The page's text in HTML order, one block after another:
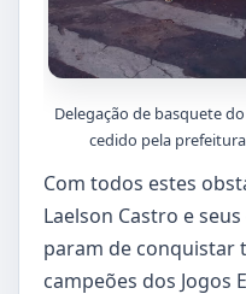
Delegação de basquete
cedido pela
Com todos estes
Laelson Castro e
param de conquistar
campeões dos Jogos